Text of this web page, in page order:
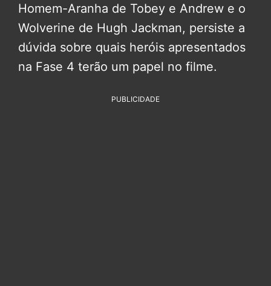
Homem-Aranha de Tobey e Andrew e o
Wolverine de Hugh Jackman, persiste a
dúvida sobre quais heróis apresentados
na Fase 4 terão um papel no filme.
PUBLICIDADE